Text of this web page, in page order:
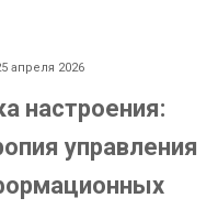
апреля 2026
настроения:
управления